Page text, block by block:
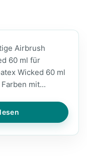
Airbrush
60 ml für
Wicked 60 ml
mit...